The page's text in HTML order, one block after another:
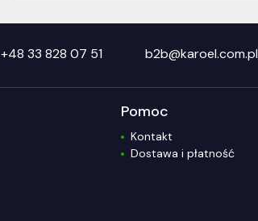
+48 33 828 07 51 b2b@karoel.com.pl
Pomoc
Kontakt
Dostawa i płatność